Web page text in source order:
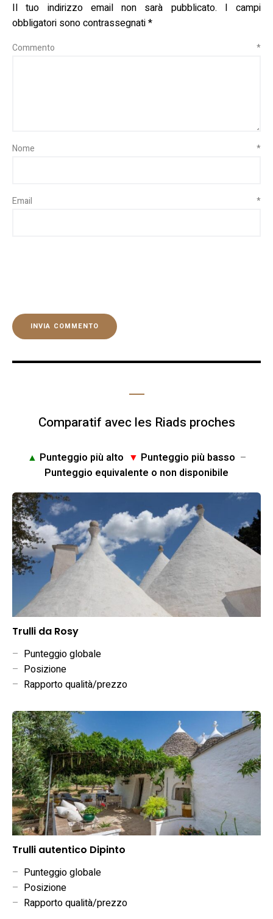
Il tuo indirizzo email non sarà pubblicato.
I campi
obbligatori sono contrassegnati*
Commento *
Nome *
Email *
Comparatif avec les Riads proches
▲ Punteggio più alto ▼ Punteggio più basso –
Punteggio equivalente o non disponibile
Trulli da Rosy
– Punteggio globale
– Posizione
– Rapporto qualità/prezzo
Trulli autentico Dipinto
– Punteggio globale
– Posizione
– Rapporto qualità/prezzo